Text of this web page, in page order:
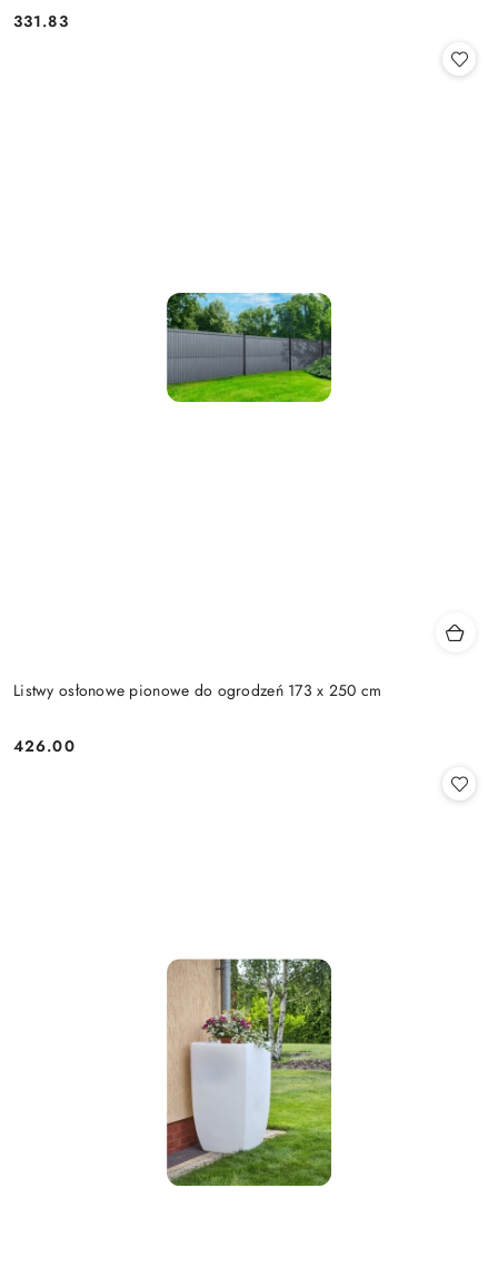
Cena:
331.83
Listwy osłonowe pionowe do ogrodzeń 173 x 250 cm
Cena:
426.00